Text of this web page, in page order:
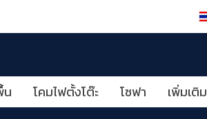
น โคมไฟตั้งโต๊ะ โซฟา เพิ่มเติม